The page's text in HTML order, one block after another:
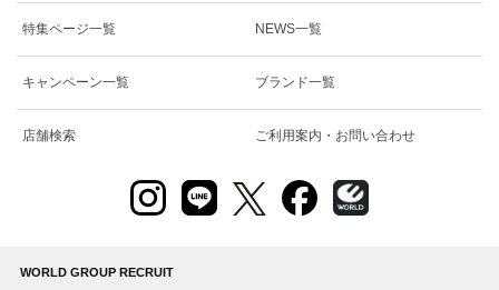
特集ページ一覧 NEWS一覧
キャンペーン一覧 ブランド一覧
店舗検索 ご利用案内・お問い合わせ
WORLD GROUP RECRUIT